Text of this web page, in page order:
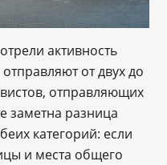
активность
от двух до
отправляющих
заметна разница
категорий: если
и места общего